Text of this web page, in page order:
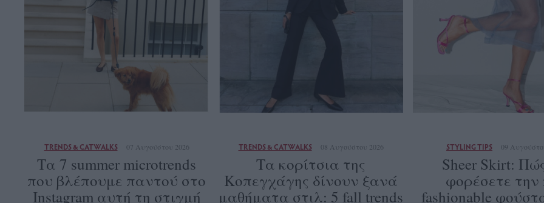
TRENDS & CATWALKS 07 Αυγούστου 2026
Τα 7 summer microtrends
που βλέπουμε παντού στο
Instagram αυτή τη στιγμή
TRENDS & CATWALKS 08 Αυγούστου 2026
Τα κορίτσια της
Κοπεγχάγης δίνουν ξανά
μαθήματα στιλ: 5 fall trends
STYLING TIPS 09
Sheer Skirt:
φορέσετε την
fashionable